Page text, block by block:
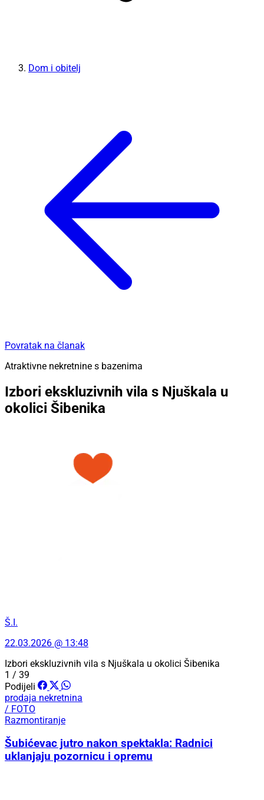
Dom i obitelj
Povratak na članak
Atraktivne nekretnine s bazenima
Izbori ekskluzivnih vila s Njuškala u
okolici Šibenika
Š.I.
22.03.2026 @ 13:48
Izbori ekskluzivnih vila s Njuškala u okolici Šibenika
1 / 39
Podijeli
prodaja nekretnina
/ FOTO
Razmontiranje
Šubićevac jutro nakon spektakla: Radnici
uklanjaju pozornicu i opremu